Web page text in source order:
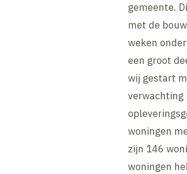
gemeente.
met de
weken
een groot
wij gestart
verwachting
woningen
zijn 146
woningen